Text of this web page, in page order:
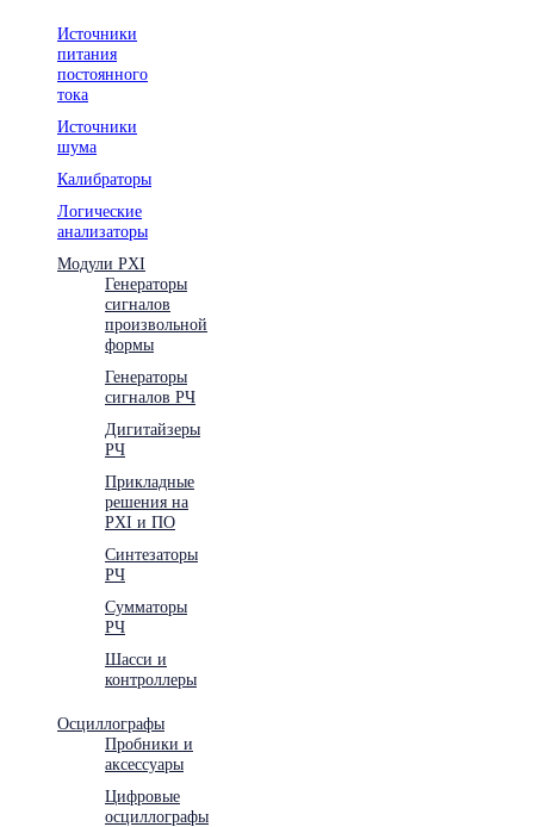
Источники
питания
постоянного
тока
Источники
шума
Калибраторы
Логические
анализаторы
Модули PXI
Генераторы
сигналов
произвольной
формы
Генераторы
сигналов РЧ
Дигитайзеры
РЧ
Прикладные
решения на
PXI и ПО
Синтезаторы
РЧ
Сумматоры
РЧ
Шасси и
контроллеры
Осциллографы
Пробники и
аксессуары
Цифровые
осциллографы